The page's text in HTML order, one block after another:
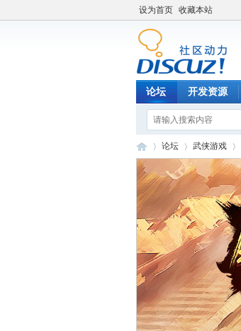
设为首页 收藏本站
论坛 开发资源
铁 »
论坛
›
武侠游戏
›